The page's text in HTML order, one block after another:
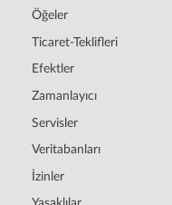
Öğeler
Ticaret-Teklifleri
Efektler
Zamanlayıcı
Servisler
Veritabanları
İzinler